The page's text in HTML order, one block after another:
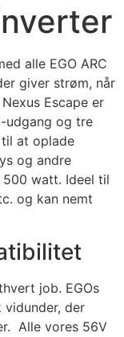
alle EGO ARC
giver strøm, når
Escape er
udgang og tre
at oplade
og andre
watt. Ideel til
og kan nemt
job. EGOs
vidunder, der
Alle vores 56V